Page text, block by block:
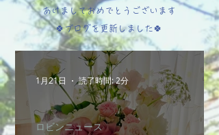
あけましておめでとうございます
🍀ブログを更新しました🍀
ロビンニュース
1月21日 読了時間: 2分